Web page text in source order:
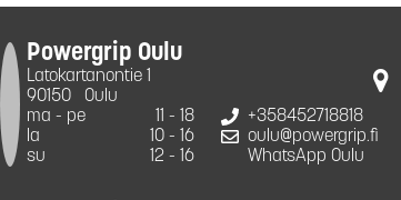
Powergrip Oulu
Latokartanontie 1
90150
Oulu
ma - pe
11 - 18
la
10 - 16
su
12 - 16
+358452718818
oulu@powergrip.fi
WhatsApp Oulu